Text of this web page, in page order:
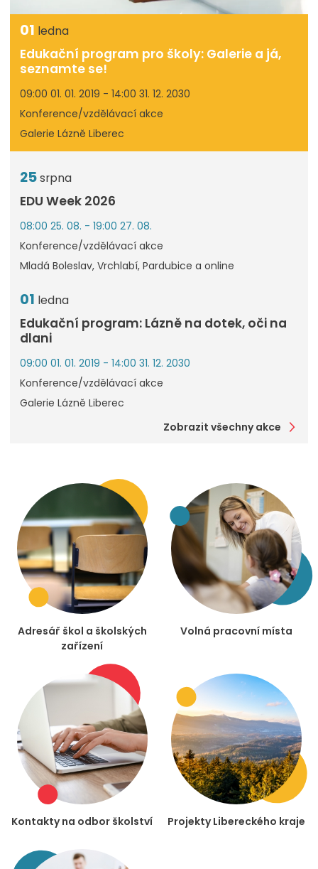
01 ledna
Edukační program pro školy: Galerie a já,
seznamte se!
09:00 01. 01. 2019 - 14:00 31. 12. 2030
Konference/vzdělávací akce
Galerie Lázně Liberec
25srpna
EDU Week 2026
08:00 25. 08. - 19:00 27. 08.
Konference/vzdělávací akce
Mladá Boleslav, Vrchlabí, Pardubice a online
01 ledna
Edukační program: Lázně na dotek, oči na
dlani
09:00 01. 01. 2019 - 14:00 31. 12. 2030
Konference/vzdělávací akce
Galerie Lázně Liberec
Zobrazit všechny akce
Adresář škol a školských
zařízení
Volná pracovní místa
Kontakty na odbor školství Projekty Libereckého kraje